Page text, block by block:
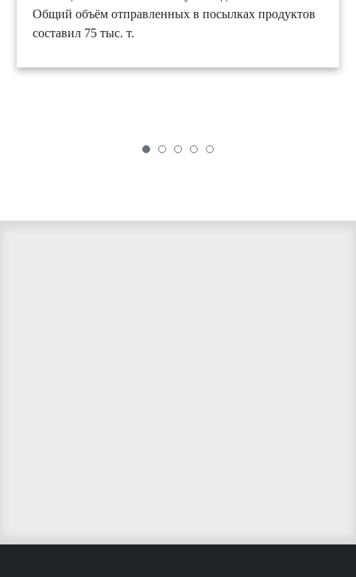
Общий объём отправленных в посылках продуктов
составил 75 тыс. т.